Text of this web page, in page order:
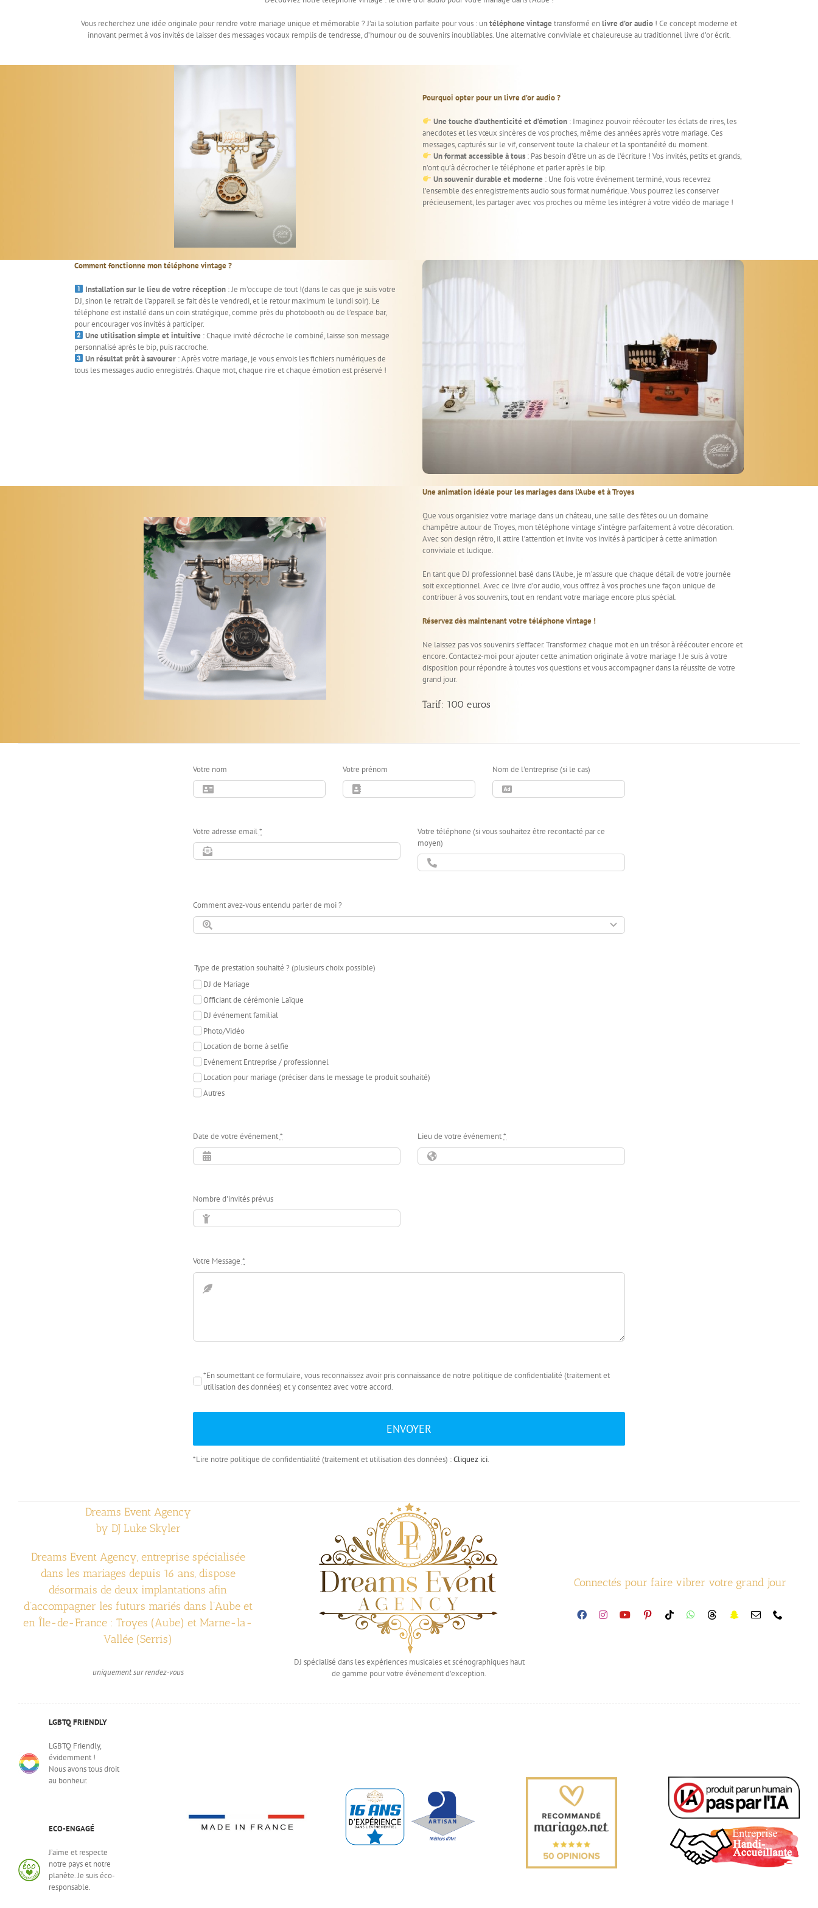
Vous recherchez une idée originale pour rendre votre mariage unique et mémorable ? J’ai la solution parfaite pour vous : untéléphone vintage transformé enlivre d’or audio ! Ce concept moderne et
innovant permet à vos invités de laisser des messages vocaux remplis de tendresse, d’humour ou de souvenirs inoubliables. Une alternative conviviale et chaleureuse au traditionnel livre d’or écrit.
Pourquoi opter pour un livre d’or audio ?
Une touche d’authenticité et d’émotion: Imaginez pouvoir réécouter les éclats de rires, les
anecdotes et les vœux sincères de vos proches, même des années après votre mariage. Ces
messages, capturés sur le vif, conservent toute la chaleur et la spontanéité du moment.
Un format accessible à tous: Pas besoin d’être un as de l’écriture ! Vos invités, petits et grands,
n’ont qu’à décrocher le téléphone et parler après le bip.
Un souvenir durable et moderne : Une fois votre événement terminé, vous recevrez
l’ensemble des enregistrements audio sous format numérique. Vous pourrez les conserver
précieusement, les partager avec vos proches ou même les intégrer à votre vidéo de mariage !
Comment fonctionne mon téléphone vintage ?
Installation sur le lieu de votre réception: Je m’occupe de tout !(dans le cas que je suis votre
DJ, sinon le retrait de l’appareil se fait dès le vendredi, et le retour maximum le lundi soir). Le
téléphone est installé dans un coin stratégique, comme près du photobooth ou de l’espace bar,
pour encourager vos invités à participer.
Une utilisation simple et intuitive : Chaque invité décroche le combiné, laisse son message
personnalisé après le bip, puis raccroche.
Un résultat prêt à savourer: Après votre mariage, je vous envois les fichiers numériques de
tous les messages audio enregistrés. Chaque mot, chaque rire et chaque émotion est préservé !
Une animation idéale pour les mariages dans l’Aube et à Troyes
Que vous organisiez votre mariage dans un château, une salle des fêtes ou un domaine
champêtre autour de Troyes, mon téléphone vintage s’intègre parfaitement à votre décoration.
Avec son design rétro, il attire l’attention et invite vos invités à participer à cette animation
conviviale et ludique.
En tant que DJ professionnel basé dans l’Aube, je m’assure que chaque détail de votre journée
soit exceptionnel. Avec ce livre d’or audio, vous offrez à vos proches une façon unique de
contribuer à vos souvenirs, tout en rendant votre mariage encore plus spécial.
Réservez dès maintenant votre téléphone vintage !
Ne laissez pas vos souvenirs s’effacer. Transformez chaque mot en un trésor à réécouter encore et
encore. Contactez-moi pour ajouter cette animation originale à votre mariage ! Je suis à votre
disposition pour répondre à toutes vos questions et vous accompagner dans la réussite de votre
grand jour.
Tarif: 100 euros
Votre nom Votre prénom Nom de l'entreprise (si le cas)
Votre adresse email*
Votre téléphone (si vous souhaitez être recontacté par ce
moyen)
Comment avez-vous entendu parler de moi ?
Type de prestation souhaité ? (plusieurs choix possible)
DJ de Mariage
Officiant de cérémonie Laïque
DJ événement familial
Photo/Vidéo
Location de borne à selfie
Evénement Entreprise / professionnel
Location pour mariage (préciser dans le message le produit souhaité)
Autres
Date de votre événement* Lieu de votre événement*
Nombre d'invités prévus
Votre Message *
*En soumettant ce formulaire, vous reconnaissez avoir pris connaissance de notre politique de confidentialité (traitement et
utilisation des données) et y consentez avec votre accord.
ENVOYER
*Lire notre politique de confidentialité (traitement et utilisation des données) :Cliquez ici.
Dreams Event Agency
by DJ Luke Skyler
Dreams Event Agency, entreprise spécialisée
dans les mariages depuis 16 ans, dispose
désormais de deux implantations afin
d’accompagner les futurs mariés dans l’Aube et
en Île-de-France : Troyes (Aube) et Marne-la-
Vallée (Serris)
uniquement sur rendez-vous
DJ spécialisé dans les expériences musicales et scénographiques haut
de gamme pour votre événement d’exception.
Connectés pour faire vibrer votre grand jour
LGBTQ FRIENDLY
LGBTQ Friendly,
évidemment !
Nous avons tous droit
au bonheur.
ECO-ENGAGÉ
J’aime et respecte
notre pays et notre
planète. Je suis éco-
responsable.